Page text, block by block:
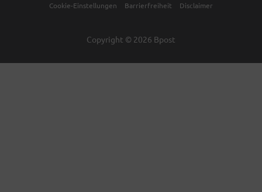
Cookie-Einstellungen Barrierfreiheit Disclaimer
Copyright © 2026 Bpost